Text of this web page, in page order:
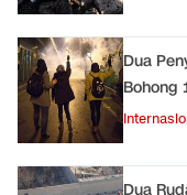
Dua
Bohong
Dua